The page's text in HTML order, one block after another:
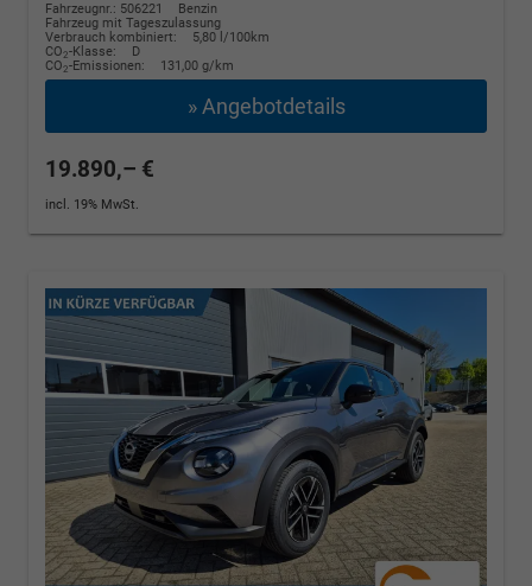
Fahrzeugnr.: 506221
Benzin
Fahrzeug mit Tageszulassung
Verbrauch kombiniert:
5,80 l/100km
CO2-Klasse:
D
CO2-Emissionen: 131,00 g/km
» Angebotdetails
19.890,– €
incl. 19% MwSt.